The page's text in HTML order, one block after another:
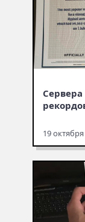
19 октября